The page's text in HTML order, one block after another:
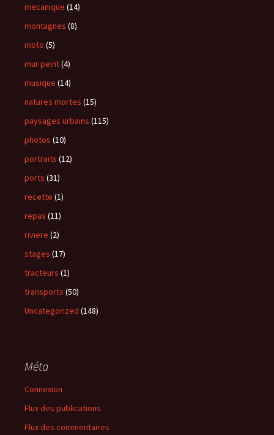
mecanique (14)
montagnes (8)
moto (5)
mur peint(4)
musique (14)
natures mortes (15)
paysages urbains (115)
photos (10)
portraits (12)
ports (31)
recette (1)
repas (11)
riviere (2)
stages (17)
tracteurs (1)
transports (50)
Uncategorized (148)
Méta
Connexion
Flux des publications
Flux des commentaires